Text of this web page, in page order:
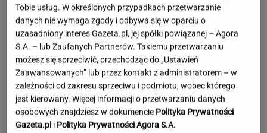
Tajemniczy most na granicy Rosji. Ukraina bije
na alarm
Tobie usług. W określonych przypadkach przetwarzanie
danych nie wymaga zgody i odbywa się w oparciu o
uzasadniony interes Gazeta.pl, jej spółki powiązanej – Agora
S.A. – lub Zaufanych Partnerów. Takiemu przetwarzaniu
możesz się sprzeciwić, przechodząc do „Ustawień
Zaawansowanych” lub przez kontakt z administratorem – w
zależności od zakresu sprzeciwu i podmiotu, wobec którego
jest kierowany. Więcej informacji o przetwarzaniu danych
osobowych znajdziesz w dokumencie Polityka Prywatności
Gazeta.pl i Polityka Prywatności Agora S.A.